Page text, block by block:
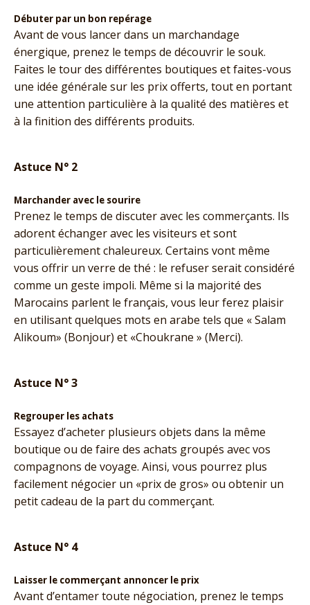
Débuter par un bon repérage
Avant de vous lancer dans un marchandage
énergique, prenez le temps de découvrir le souk.
Faites le tour des différentes boutiques et faites-vous
une idée générale sur les prix offerts, tout en portant
une attention particulière à la qualité des matières et
à la finition des différents produits.
Astuce N° 2
Marchander avec le sourire
Prenez le temps de discuter avec les commerçants. Ils
adorent échanger avec les visiteurs et sont
particulièrement chaleureux. Certains vont même
vous offrir un verre de thé : le refuser serait considéré
comme un geste impoli. Même si la majorité des
Marocains parlent le français, vous leur ferez plaisir
en utilisant quelques mots en arabe tels que « Salam
Alikoum» (Bonjour) et «Choukrane » (Merci).
Astuce N° 3
Regrouper les achats
Essayez d’acheter plusieurs objets dans la même
boutique ou de faire des achats groupés avec vos
compagnons de voyage. Ainsi, vous pourrez plus
facilement négocier un «prix de gros» ou obtenir un
petit cadeau de la part du commerçant.
Astuce N° 4
Laisser le commerçant annoncer le prix
Avant d’entamer toute négociation, prenez le temps